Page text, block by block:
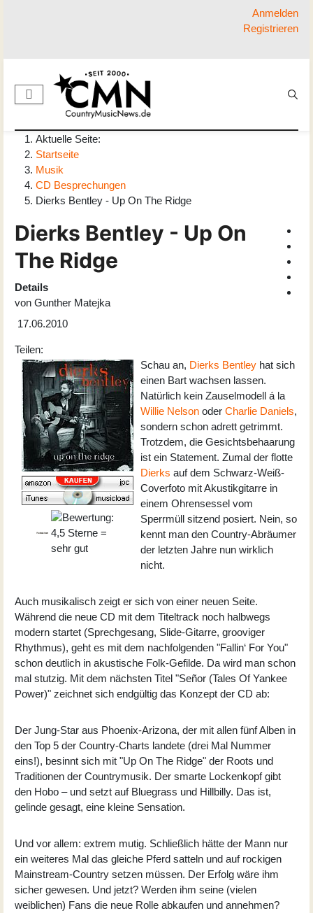
Anmelden
Registrieren
Aktuelle Seite:
Startseite
Musik
CD Besprechungen
Dierks Bentley - Up On The Ridge
Dierks Bentley - Up On
The Ridge
Details
von Gunther Matejka
17.06.2010
Teilen:
Schau an, Dierks Bentley hat sich
einen Bart wachsen lassen.
Natürlich kein Zauselmodell á la
Willie Nelson oder Charlie Daniels,
sondern schon adrett getrimmt.
Trotzdem, die Gesichtsbehaarung
ist ein Statement. Zumal der flotte
Dierks auf dem Schwarz-Weiß-
Coverfoto mit Akustikgitarre in
einem Ohrensessel vom
Sperrmüll sitzend posiert. Nein, so
kennt man den Country-Abräumer
der letzten Jahre nun wirklich
nicht.
Auch musikalisch zeigt er sich von einer neuen Seite.
Während die neue CD mit dem Titeltrack noch halbwegs
modern startet (Sprechgesang, Slide-Gitarre, grooviger
Rhythmus), geht es mit dem nachfolgenden "Fallin‘ For You"
schon deutlich in akustische Folk-Gefilde. Da wird man schon
mal stutzig. Mit dem nächsten Titel "Señor (Tales Of Yankee
Power)" zeichnet sich endgültig das Konzept der CD ab:
Der Jung-Star aus Phoenix-Arizona, der mit allen fünf Alben in
den Top 5 der Country-Charts landete (drei Mal Nummer
eins!), besinnt sich mit "Up On The Ridge" der Roots und
Traditionen der Countrymusik. Der smarte Lockenkopf gibt
den Hobo – und setzt auf Bluegrass und Hillbilly. Das ist,
gelinde gesagt, eine kleine Sensation.
Und vor allem: extrem mutig. Schließlich hätte der Mann nur
ein weiteres Mal das gleiche Pferd satteln und auf rockigen
Mainstream-Country setzen müssen. Der Erfolg wäre ihm
sicher gewesen. Und jetzt? Werden ihm seine (vielen
weiblichen) Fans die neue Rolle abkaufen und annehmen?